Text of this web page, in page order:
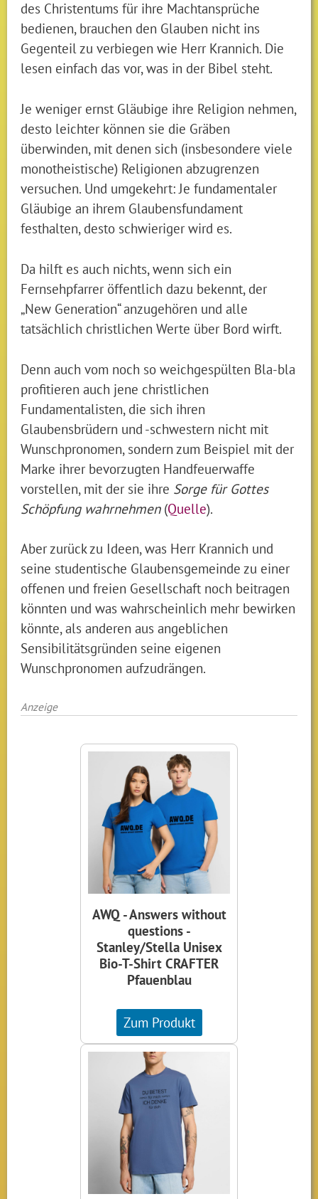
des Christentums für ihre Machtansprüche
bedienen, brauchen den Glauben nicht ins
Gegenteil zu verbiegen wie Herr Krannich. Die
lesen einfach das vor, was in der Bibel steht.
Je weniger ernst Gläubige ihre Religion nehmen,
desto leichter können sie die Gräben
überwinden, mit denen sich (insbesondere viele
monotheistische) Religionen abzugrenzen
versuchen. Und umgekehrt: Je fundamentaler
Gläubige an ihrem Glaubensfundament
festhalten, desto schwieriger wird es.
Da hilft es auch nichts, wenn sich ein
Fernsehpfarrer öffentlich dazu bekennt, der
„New Generation“ anzugehören und alle
tatsächlich christlichen Werte über Bord wirft.
Denn auch vom noch so weichgespülten Bla-bla
profitieren auch jene christlichen
Fundamentalisten, die sich ihren
Glaubensbrüdern und -schwestern nicht mit
Wunschpronomen, sondern zum Beispiel mit der
Marke ihrer bevorzugten Handfeuerwaffe
vorstellen, mit der sie ihre Sorge für Gottes
Schöpfung wahrnehmen(Quelle).
Aber zurück zu Ideen, was Herr Krannich und
seine studentische Glaubensgemeinde zu einer
offenen und freien Gesellschaft noch beitragen
könnten und was wahrscheinlich mehr bewirken
könnte, als anderen aus angeblichen
Sensibilitätsgründen seine eigenen
Wunschpronomen aufzudrängen.
Anzeige
AWQ - Answers without
questions -
Stanley/Stella Unisex
Bio-T-Shirt CRAFTER
Pfauenblau
Zum Produkt